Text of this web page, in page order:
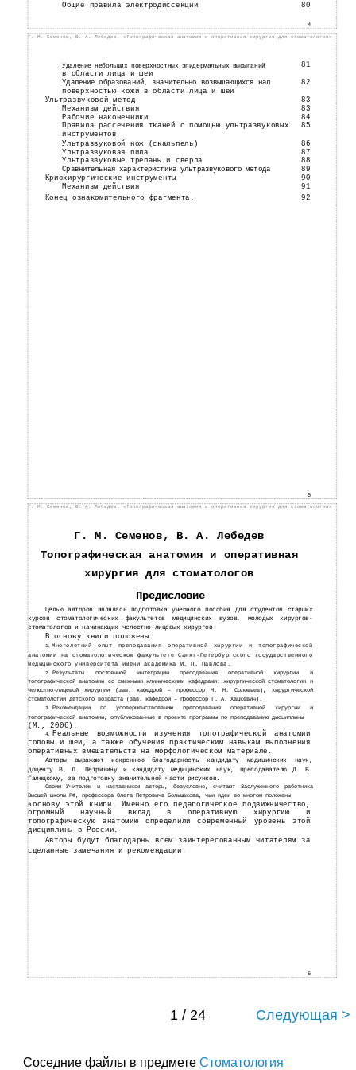
Общие правила электродиссекции 80
4
Г. М. Семенов, В. А. Лебедев. «Топографическая анатомия и оперативная хирургия для стоматологов»
Удаление небольших поверхностных эпидермальных высыпаний 81
в области лица и шеи
Удаление образований, значительно возвышающихся нал
82
поверхностью кожи в области лица и шеи
Ультразвуковой метод 83
Механизм действия 83
Рабочие наконечники
84
Правила рассечения тканей с помощью ультразвуковых
85
инструментов
Ультразвуковой нож (скальпель) 86
Ультразвуковая пила
87
Ультразвуковые трепаны и сверла
88
Сравнительная характеристика ультразвукового метода 89
Криохирургические инструменты 90
Механизм действия 91
Конец ознакомительного фрагмента. 92
5
Г. М. Семенов, В. А. Лебедев. «Топографическая анатомия и оперативная хирургия для стоматологов»
Г. М. Семенов, В. А. Лебедев
Топографическая анатомия и оперативная
хирургия для стоматологов
Предисловие
Целью авторов являлась подготовка учебного пособия для студентов старших
курсов стоматологических факультетов медицинских вузов, молодых хирургов-
стоматологов и начинающих челюстно-лицевых хирургов.
В основу книги положены:
1. Многолетний опыт преподавания оперативной хирургии и топографической
анатомии на стоматологическом факультетеСанкт-Петербургского государственного
медицинского университета имени академика И. П. Павлова.
2. Результаты постоянной интеграции преподавания оперативной хирургии и
топографической анатомии со смежными клиническими кафедрами: хирургической стоматологии и
челюстно-лицевой хирургии (зав. кафедрой – профессор М. М. Соловьев), хирургической
стоматологии детского возраста (зав. кафедрой – профессор Г. А. Хацкевич).
3. Рекомендации по усовершенствованию преподавания оперативной хирургии и
топографической анатомии, опубликованные в проекте программы по преподаванию дисциплины
(М., 2006).
4. Реальные возможности изучения топографической анатомии
головы и шеи, а также обучения практическим навыкам выполнения
оперативных вмешательств на морфологическом материале.
Авторы выражают искреннюю благодарность кандидату медицинских наук,
доценту В. Л. Петришину и кандидату медицинских наук, преподавателю Д. В.
Галецкому, за подготовку значительной части рисунков.
Своим Учителем и наставником авторы, безусловно, считают Заслуженного работника
Высшей школы РФ, профессора Олега Петровича Большакова, чьи идеи во многом положены
воснову этой книги. Именно его педагогическое подвижничество,
огромный научный вклад в оперативную хирургию и
топографическую анатомию определили современный уровень этой
дисциплины в России.
Авторы будут благодарны всем заинтересованным читателям за
сделанные замечания и рекомендации.
6
1 / 24 Следующая >
Соседние файлы в предмете Стоматология